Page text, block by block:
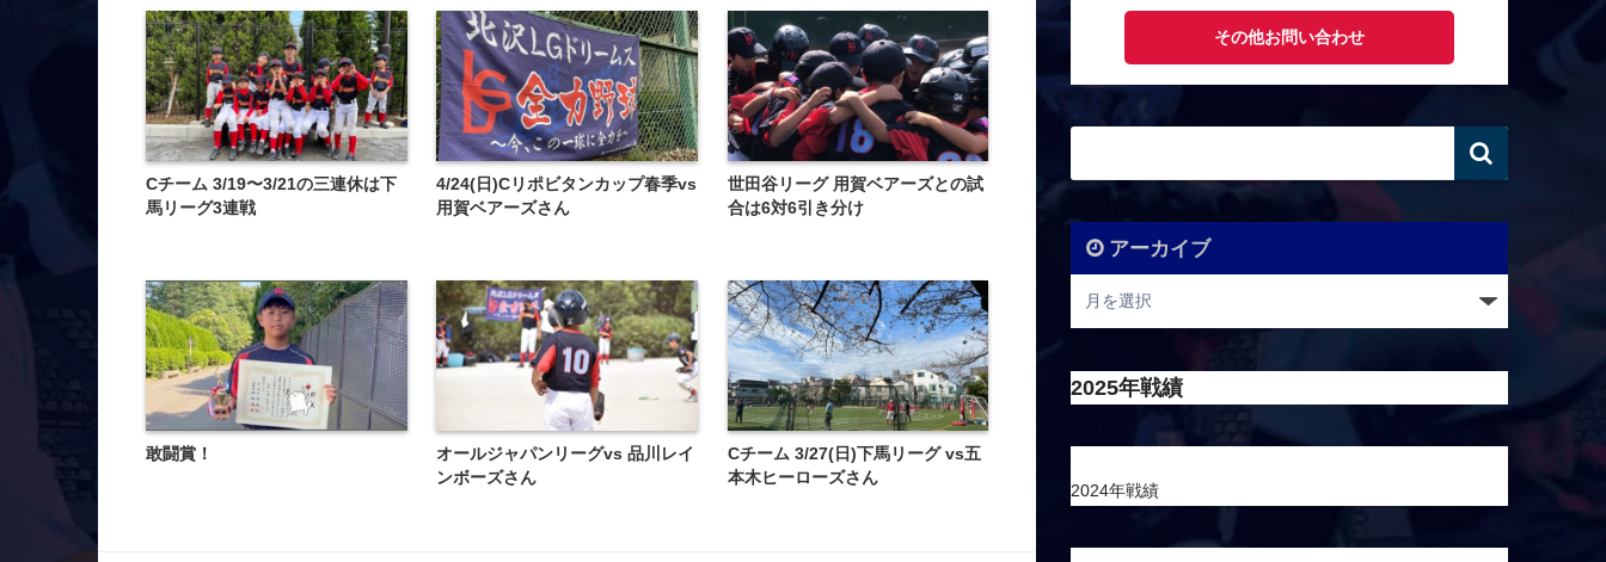
Cチーム ️3/19〜3/21の三連休は下
馬リーグ3連戦
4/24(日)Cリポビタンカップ春季vs
用賀ベアーズさん
世田谷リーグ 用賀ベアーズとの試
合は6対6引き分け
敢闘賞！
オールジャパンリーグvs 品川レイ
ンボーズさん
Cチーム️ 3/27(日)下馬リーグ vs五
本木ヒーローズさん
その他お問い合わせ
アーカイブ
2025年戦績
2024年戦績